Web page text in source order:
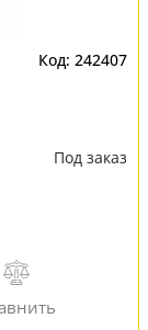
242407
Под заказ